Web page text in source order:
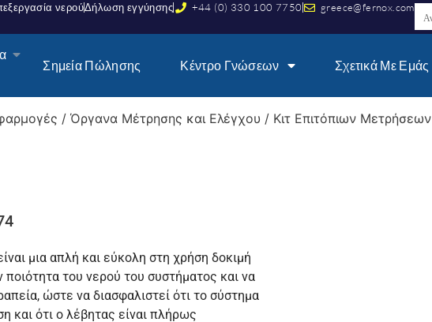
νερούΔήλωση εγγύησης +44 (0) 330 100 7750 greece@fernox.com
Σημεία Πώλησης Κέντρο Γνώσεων Σχετικά Με Εμάς
/ Όργανα Μέτρησης και Ελέγχου / Κιτ Επιτόπιων Μετρήσεων
μια απλή και εύκολη στη χρήση δοκιμή
ποιότητα του νερού του συστήματος και να
ώστε να διασφαλιστεί ότι το σύστημα
και ότι ο λέβητας είναι πλήρως